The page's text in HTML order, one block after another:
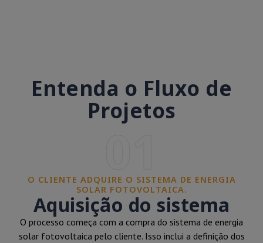
Entenda o Fluxo de
Projetos
O CLIENTE ADQUIRE O SISTEMA DE ENERGIA
SOLAR FOTOVOLTAICA.
Aquisição do sistema
O processo começa com a compra do sistema de energia
solar fotovoltaica pelo cliente. Isso inclui a definição dos